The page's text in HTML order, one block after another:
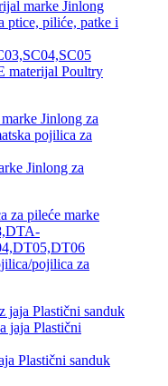
materijal Poultry
Jinlong za
pojilica za
Plastični sanduk